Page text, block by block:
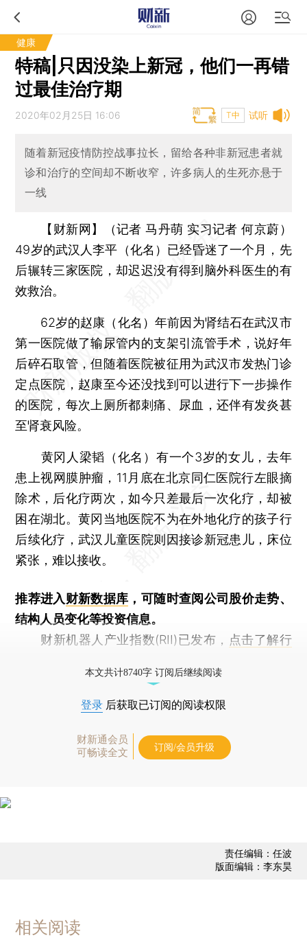
健康
特稿|只因没染上新冠，他们一再错
过最佳治疗期
试听
2020年02月25日 16:06 T中
随着新冠疫情防控战事拉长，留给各种非新冠患者就
诊和治疗的空间却不断收窄，许多病人的生死亦悬于
一线
【财新网】（记者 马丹萌 实习记者 何京蔚）
49岁的武汉人李平（化名）已经昏迷了一个月，先
后辗转三家医院，却迟迟没有得到脑外科医生的有
效救治。
62岁的赵康（化名）年前因为肾结石在武汉市
第一医院做了输尿管内的支架引流管手术，说好年
后碎石取管，但随着医院被征用为武汉市发热门诊
定点医院，赵康至今还没找到可以进行下一步操作
的医院，每次上厕所都刺痛、尿血，还伴有发炎甚
至肾衰风险。
黄冈人梁韬（化名）有一个3岁的女儿，去年
患上视网膜肿瘤，11月底在北京同仁医院行左眼摘
除术，后化疗两次，如今只差最后一次化疗，却被
困在湖北。黄冈当地医院不为在外地化疗的孩子行
后续化疗，武汉儿童医院则因接诊新冠患儿，床位
紧张，难以接收。
推荐进入财新数据库 ，可随时查阅公司股价走势、
结构人员变化等投资信息。
财新机器人产业指数(RII)已发布， 点击了解行
本文共计8740字 订阅后继续阅读
登录 后获取已订阅的阅读权限
财新通会员
可畅读全文
订阅/会员升级
责任编辑：任波
版面编辑：李东昊
相关阅读